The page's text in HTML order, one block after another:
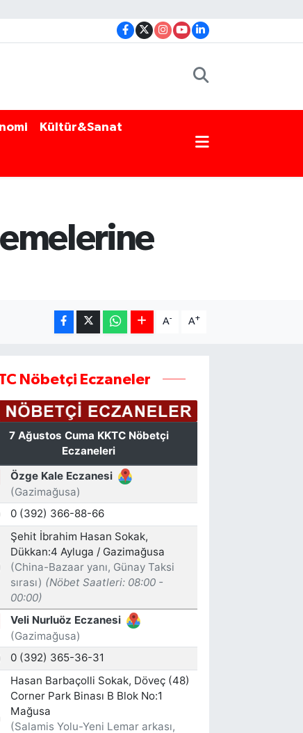
Kültür&Sanat
A- A+
Nöbetçi Eczaneler